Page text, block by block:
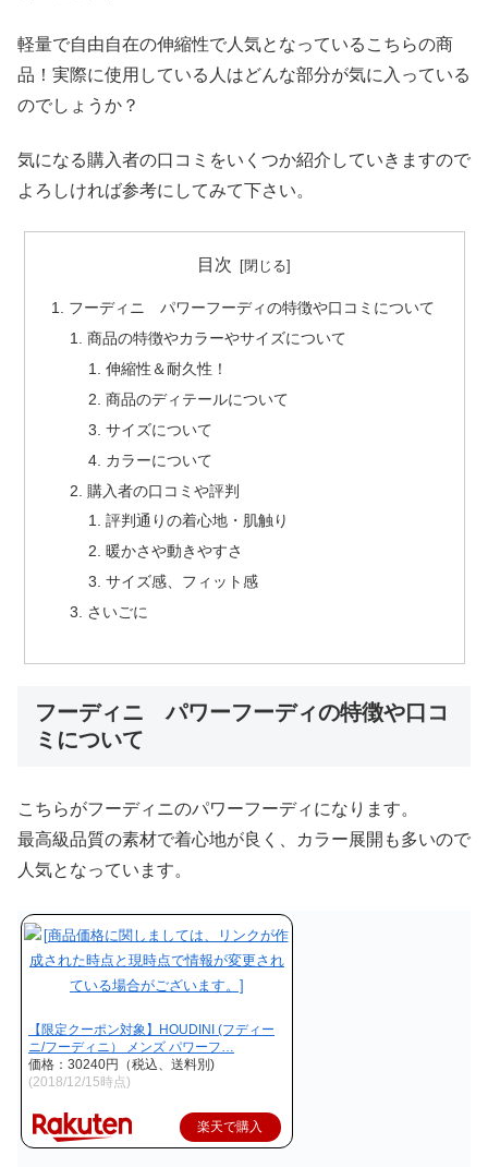
軽量で自由自在の伸縮性で人気となっているこちらの商
品！実際に使用している人はどんな部分が気に入っている
のでしょうか？
気になる購入者の口コミをいくつか紹介していきますので
よろしければ参考にしてみて下さい。
目次
フーディニ パワーフーディの特徴や口コミについて
商品の特徴やカラーやサイズについて
伸縮性＆耐久性！
商品のディテールについて
サイズについて
カラーについて
購入者の口コミや評判
評判通りの着心地・肌触り
暖かさや動きやすさ
サイズ感、フィット感
さいごに
フーディニ パワーフーディの特徴や口コ
ミについて
こちらがフーディニのパワーフーディになります。
最高級品質の素材で着心地が良く、カラー展開も多いので
人気となっています。
【限定クーポン対象】HOUDINI (フディー
ニ/フーディニ） メンズ パワーフ…
価格：30240円（税込、送料別)
(2018/12/15時点)
楽天で購入